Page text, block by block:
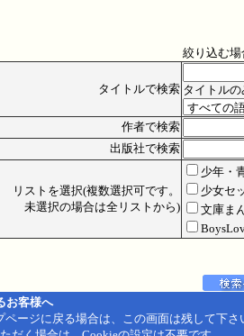
絞り込む場
タイトルで検索 タイトルの
作者で検索
出版社で検索
リストを選択(複数選択可です。
未選択の場合は全リストから)
少年・
少女セ
文庫ま
お客様へ
ージに戻る場合は、この画面は残して下